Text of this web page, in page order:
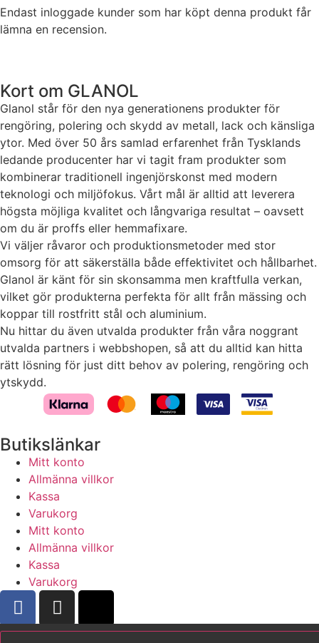
Endast inloggade kunder som har köpt denna produkt får
lämna en recension.
Kort om GLANOL
Glanol står för den nya generationens produkter för
rengöring, polering och skydd av metall, lack och känsliga
ytor. Med över 50 års samlad erfarenhet från Tysklands
ledande producenter har vi tagit fram produkter som
kombinerar traditionell ingenjörskonst med modern
teknologi och miljöfokus. Vårt mål är alltid att leverera
högsta möjliga kvalitet och långvariga resultat – oavsett
om du är proffs eller hemmafixare.
Vi väljer råvaror och produktionsmetoder med stor
omsorg för att säkerställa både effektivitet och hållbarhet.
Glanol är känt för sin skonsamma men kraftfulla verkan,
vilket gör produkterna perfekta för allt från mässing och
koppar till rostfritt stål och aluminium.
Nu hittar du även utvalda produkter från våra noggrant
utvalda partners i webbshopen, så att du alltid kan hitta
rätt lösning för just ditt behov av polering, rengöring och
ytskydd.
Butikslänkar
Mitt konto
Allmänna villkor
Kassa
Varukorg
Mitt konto
Allmänna villkor
Kassa
Varukorg
Statistik
För att vi ska
funktionalitet
och
uppbyggnad,
baserat på
hur hemsidan
används.
Upplevelse
För att vår
hemsida ska
prestera så
bra som
möjligt under
ditt besök.
Om du nekar
de här
kakorna
kommer viss
funktionalitet
att försvinna
från
hemsidan.
Marknadsföring
Genom att dela
med dig av dina
intressen och ditt
beteende när du
surfar ökar du
chansen att få se
personligt
anpassat innehåll
och erbjudanden.